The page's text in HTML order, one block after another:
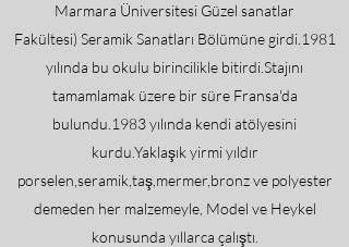
Marmara Üniversitesi Güzel sanatlar
Fakültesi) Seramik Sanatları Bölümüne girdi.1981
yılında bu okulu birincilikle bitirdi.Stajını
tamamlamak üzere bir süre Fransa'da
bulundu.1983 yılında kendi atölyesini
kurdu.Yaklaşık yirmi yıldır
porselen,seramik,taş,mermer,bronz ve polyester
demeden her malzemeyle, Model ve Heykel
konusunda yıllarca çalıştı.